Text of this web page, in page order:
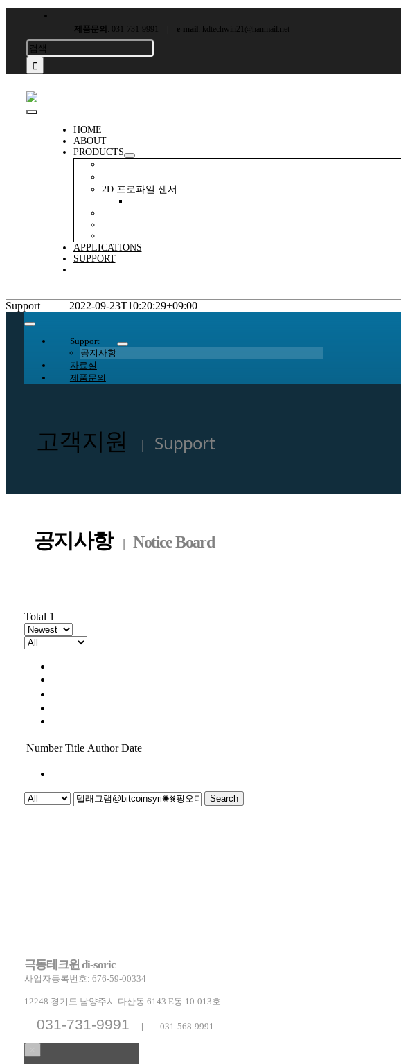
건
제품문의 : 031-731-9991 e-mail : kdtechwin21@hanmail.net
검
색:
Toggle
Navigation
HOME
ABOUT
PRODUCTS
2D 프로파일 센서
APPLICATIONS
SUPPORT
Support 2022-09-23T10:20:29+09:00
Toggle
NavigationSupport
공지사항
자료실
제품문의
고객지원 | Support
공지사항 | Notice Board
Total 1
Number Title Author Date
Search
극동테크윈 di-soric
사업자등록번호: 676-59-00334
12248 경기도 남양주시 다산동 6143 E동 10-013호
031-731-9991 | 031-568-9991